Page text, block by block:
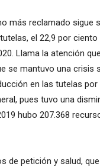
más reclamado sigue
el 22,9 por
Llama la atención
se mantuvo una crisis
en las tutelas
pues tuvo una
hubo 207.368
de petición y salud,